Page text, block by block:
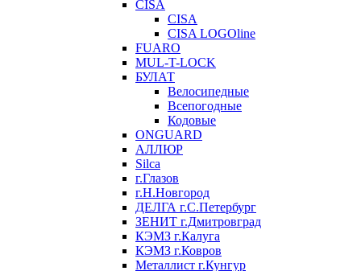
CISA
CISA
CISA LOGOline
FUARO
MUL-T-LOCK
БУЛАТ
Велосипедные
Всепогодные
Кодовые
ONGUARD
АЛЛЮР
Silca
г.Глазов
г.Н.Новгород
ДЕЛГА г.С.Петербург
ЗЕНИТ г.Дмитровград
КЭМЗ г.Калуга
КЭМЗ г.Ковров
Металлист г.Кунгур